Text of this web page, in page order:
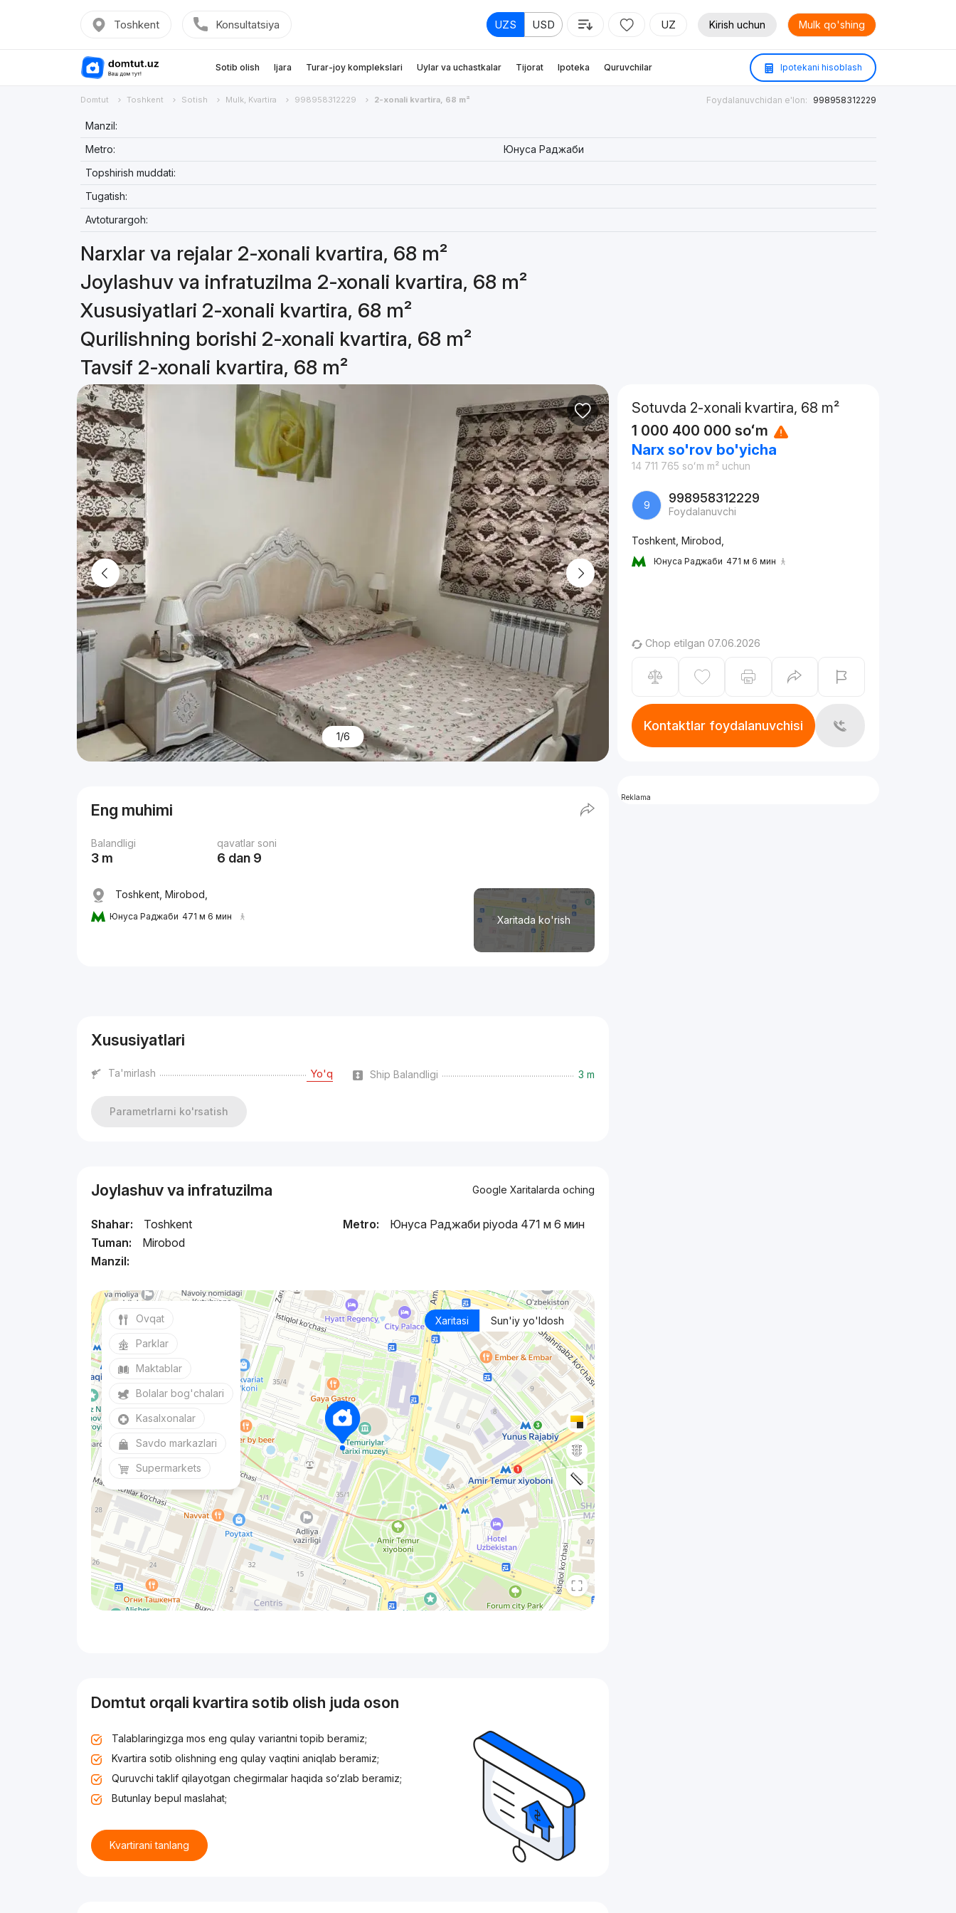
Toshkent Konsultatsiya UZS USD UZ Kirish uchun Mulk qo'shing
Sotib olish Ijara Turar-joy komplekslari Uylar va uchastkalar Tijorat Ipoteka Quruvchilar Ipotekani hisoblash
Domtut Toshkent Sotish Mulk, Kvartira 998958312229 2-xonali kvartira, 68 m² Foydalanuvchidan e'lon: 998958312229
Manzil:
Metro:
Юнуса Раджаби
Topshirish muddati:
Tugatish:
Avtoturargoh:
Narxlar va rejalar 2-xonali kvartira, 68 m²
Joylashuv va infratuzilma 2-xonali kvartira, 68 m²
Xususiyatlari 2-xonali kvartira, 68 m²
Qurilishning borishi 2-xonali kvartira, 68 m²
Tavsif 2-xonali kvartira, 68 m²
1/6
Eng muhimi
Balandligi
3 m
qavatlar soni
6 dan 9
Xaritada ko'rish
Toshkent, Mirobod,
Юнуса Раджаби 471 м 6 мин
Xususiyatlari
Ta'mirlash Yo'q Ship Balandligi 3 m
Parametrlarni ko'rsatish
Joylashuv va infratuzilma Google Xaritalarda oching
Shahar:
Toshkent
Tuman:
Mirobod
Manzil:
Metro: Юнуса Раджаби piyoda 471 м 6 мин
Xaritasi Sun'iy yo'ldosh
Ovqat
Parklar
Maktablar
Bolalar bog'chalari
Kasalxonalar
Savdo markazlari
Supermarkets
Domtut orqali kvartira sotib olish juda oson
Talablaringizga mos eng qulay variantni topib beramiz;
Kvartira sotib olishning eng qulay vaqtini aniqlab beramiz;
Quruvchi taklif qilayotgan chegirmalar haqida so‘zlab beramiz;
Butunlay bepul maslahat;
Kvartirani tanlang
Sotuvda 2-xonali kvartira, 68 m²
1 000 400 000 soʻm
Narx so'rov bo'yicha
14 711 765 soʻm m² uchun
9 998958312229
Foydalanuvchi
Toshkent, Mirobod,
Юнуса Раджаби 471 м 6 мин
Chop etilgan 07.06.2026
Kontaktlar foydalanuvchisi
Reklama